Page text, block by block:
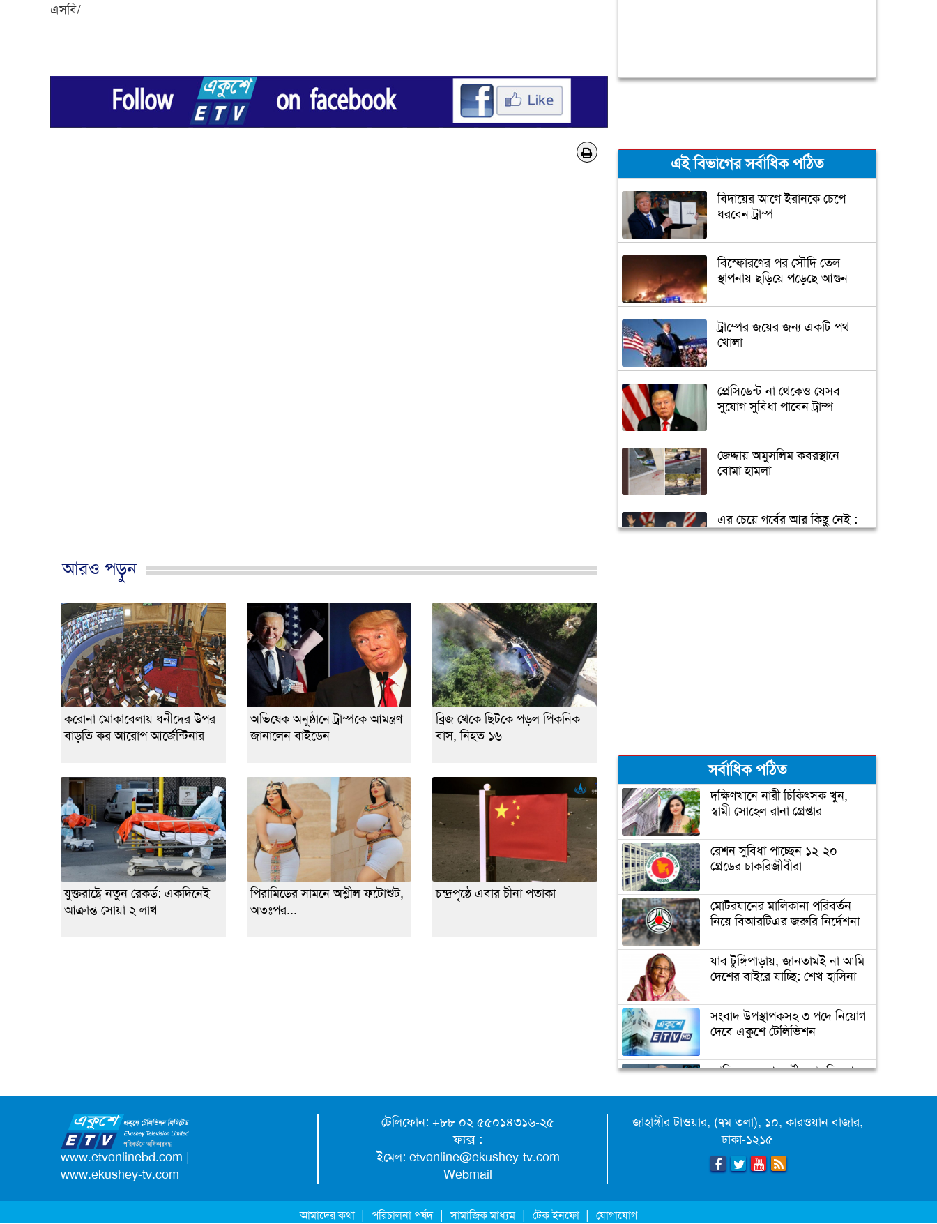
এসবি/
আরও পড়ুন
করোনা মোকাবেলায় ধনীদের উপর
বাড়তি কর আরোপ আর্জেন্টিনার
অভিষেক অনুষ্ঠানে ট্রাম্পকে আমন্ত্রণ
জানালেন বাইডেন
ব্রিজ থেকে ছিটকে পড়ল পিকনিক
বাস, নিহত ১৬
যুক্তরাষ্ট্রে নতুন রেকর্ড: একদিনেই
আক্রান্ত সোয়া ২ লাখ
পিরামিডের সামনে অশ্লীল ফটোশুট,
অতঃপর...
চন্দ্রপৃষ্ঠে এবার চীনা পতাকা
এই বিভাগের সর্বাধিক পঠিত
বিদায়ের আগে ইরানকে চেপে
ধরবেন ট্রাম্প
বিস্ফোরণের পর সৌদি তেল
স্থাপনায় ছড়িয়ে পড়েছে আগুন
ট্রাম্পের জয়ের জন্য একটি পথ
খোলা
প্রেসিডেন্ট না থেকেও যেসব
সুযোগ সুবিধা পাবেন ট্রাম্প
জেদ্দায় অমুসলিম কবরস্থানে
বোমা হামলা
এর চেয়ে গর্বের আর কিছু নেই :
ওবামা
ঘর ভাঙতে বসেছে ট্রাম্পের!
জিতেই প্রথম যে কাজটি করলেন
বাইডেন
‘গ্রেফতার হতে পারেন ডোনাল্ড
ট্রাম্প’
ইরানের ফখরিযাদে হত্যায় ‘নতুন
ইলেকট্রনিক পদ্ধতি ব্যবহার করা
ফ্রান্সের মুসলিমদের আলটিমেটাম
কমলার ইতিহাস
সর্বাধিক পঠিত
দক্ষিণখানে নারী চিকিৎসক খুন,
স্বামী সোহেল রানা গ্রেপ্তার
রেশন সুবিধা পাচ্ছেন ১২-২০
গ্রেডের চাকরিজীবীরা
মোটরযানের মালিকানা পরিবর্তন
নিয়ে বিআরটিএর জরুরি নির্দেশনা
যাব টুঙ্গিপাড়ায়, জানতামই না আমি
দেশের বাইরে যাচ্ছি: শেখ হাসিনা
সংবাদ উপস্থাপকসহ ৩ পদে নিয়োগ
দেবে একুশে টেলিভিশন
জাতিসংঘের পরবর্তী মহাসচিব পদে
ক্যাম্পাস অ্যাম্বাসেডর নিয়োগ দিচ্ছে
একুশে টেলিভিশন
www.etvonlinebd.com |
www.ekushey-tv.com
টেলিফোন: +৮৮ ০২ ৫৫০১৪৩১৬-২৫
ফ্যক্স :
ইমেল: etvonline@ekushey-tv.com
Webmail
জাহাঙ্গীর টাওয়ার, (৭ম তলা), ১০, কারওয়ান বাজার,
ঢাকা-১২১৫
আমাদের কথা | পরিচালনা পর্ষদ | সামাজিক মাধ্যম | টেক ইনফো | যোগাযোগ